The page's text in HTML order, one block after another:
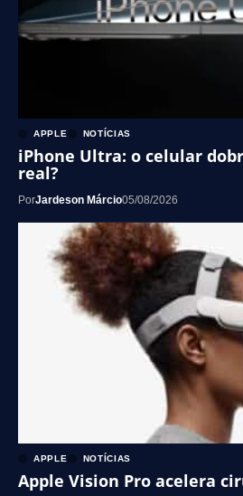
APPLE NOTÍCIAS
iPhone Ultra: o celular
real?
PorJardeson Márcio05/08/2026
APPLE NOTÍCIAS
Apple Vision Pro acelera